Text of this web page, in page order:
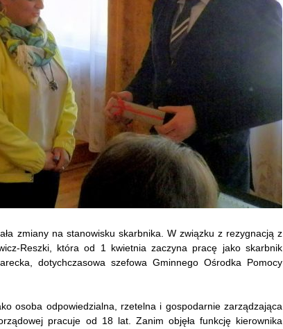
zmiany na stanowisku skarbnika. W związku z rezygnacją z
Reszki, która od 1 kwietnia zaczyna pracę jako skarbnik
dotychczasowa szefowa Gminnego Ośrodka Pomocy
osoba odpowiedzialna, rzetelna i gospodarnie zarządzająca
pracuje od 18 lat. Zanim objęła funkcję kierownika